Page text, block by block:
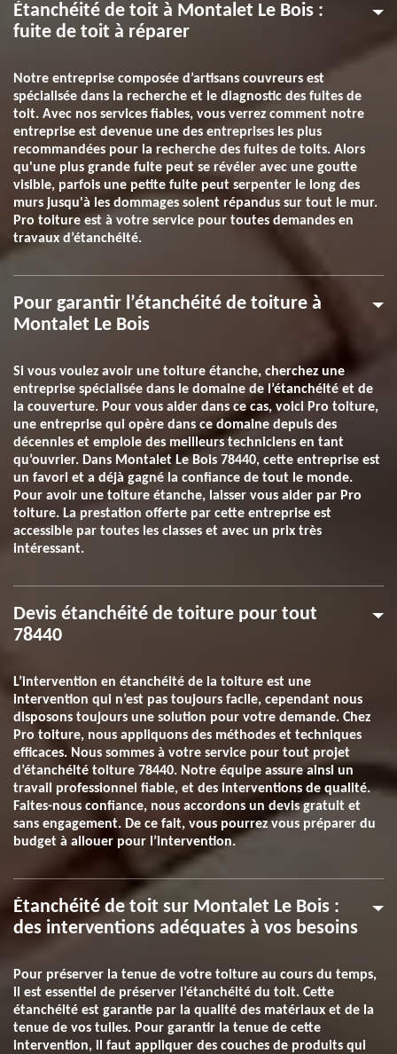
Étanchéité de toit à Montalet Le Bois :
fuite de toit à réparer
Notre entreprise composée d’artisans couvreurs est
spécialisée dans la recherche et le diagnostic des fuites de
toit. Avec nos services fiables, vous verrez comment notre
entreprise est devenue une des entreprises les plus
recommandées pour la recherche des fuites de toits. Alors
qu'une plus grande fuite peut se révéler avec une goutte
visible, parfois une petite fuite peut serpenter le long des
murs jusqu'à les dommages soient répandus sur tout le mur.
Pro toiture est à votre service pour toutes demandes en
travaux d’étanchéité.
Pour garantir l’étanchéité de toiture à
Montalet Le Bois
Si vous voulez avoir une toiture étanche, cherchez une
entreprise spécialisée dans le domaine de l’étanchéité et de
la couverture. Pour vous aider dans ce cas, voici Pro toiture,
une entreprise qui opère dans ce domaine depuis des
décennies et emploie des meilleurs techniciens en tant
qu’ouvrier. Dans Montalet Le Bois 78440, cette entreprise est
un favori et a déjà gagné la confiance de tout le monde.
Pour avoir une toiture étanche, laisser vous aider par Pro
toiture. La prestation offerte par cette entreprise est
accessible par toutes les classes et avec un prix très
intéressant.
Devis étanchéité de toiture pour tout
78440
L’intervention en étanchéité de la toiture est une
intervention qui n’est pas toujours facile, cependant nous
disposons toujours une solution pour votre demande. Chez
Pro toiture, nous appliquons des méthodes et techniques
efficaces. Nous sommes à votre service pour tout projet
d’étanchéité toiture 78440. Notre équipe assure ainsi un
travail professionnel fiable, et des interventions de qualité.
Faites-nous confiance, nous accordons un devis gratuit et
sans engagement. De ce fait, vous pourrez vous préparer du
budget à allouer pour l’intervention.
Étanchéité de toit sur Montalet Le Bois :
des interventions adéquates à vos besoins
Pour préserver la tenue de votre toiture au cours du temps,
il est essentiel de préserver l’étanchéité du toit. Cette
étanchéité est garantie par la qualité des matériaux et de la
tenue de vos tuiles. Pour garantir la tenue de cette
intervention, il faut appliquer des couches de produits qui